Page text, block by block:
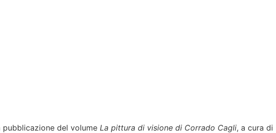
pubblicazione del volume La pittura di visione di Corrado Cagli, a cura di